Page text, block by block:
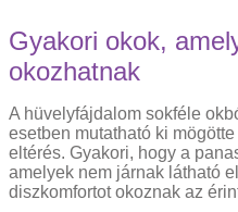
Gyakori okok,
okozhatnak
A hüvelyfájdalom sokféle
esetben mutatható ki
eltérés. Gyakori, hogy a
amelyek nem járnak látható
diszkomfortot okoznak az